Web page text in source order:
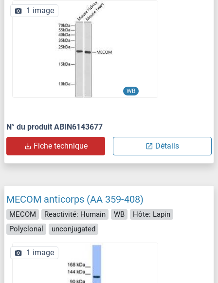
WB
1 image
N° du produit ABIN6143677
Fiche technique Détails
MECOM anticorps (AA 359-408)
MECOM Reactivité: Humain WB
Hôte: Lapin
Polyclonal
unconjugated
1 image